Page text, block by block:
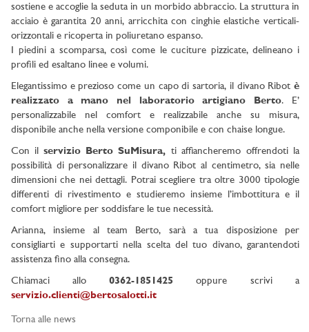
sostiene e accoglie la seduta in un morbido abbraccio. La struttura in
acciaio è garantita 20 anni, arricchita con cinghie elastiche verticali-
orizzontali e ricoperta in poliuretano espanso.
I piedini a scomparsa, così come le cuciture pizzicate, delineano i
profili ed esaltano linee e volumi.
Elegantissimo e prezioso come un capo di sartoria, il divano Ribot è
realizzato a mano nel laboratorio artigiano Berto. E’
personalizzabile nel comfort e realizzabile anche su misura,
disponibile anche nella versione componibile e con chaise longue.
Con il servizio Berto SuMisura, ti affiancheremo offrendoti la
possibilità di personalizzare il divano Ribot al centimetro, sia nelle
dimensioni che nei dettagli. Potrai scegliere tra oltre 3000 tipologie
differenti di rivestimento e studieremo insieme l’imbottitura e il
comfort migliore per soddisfare le tue necessità.
Arianna, insieme al team Berto, sarà a tua disposizione per
consigliarti e supportarti nella scelta del tuo divano, garantendoti
assistenza fino alla consegna.
Chiamaci allo 0362-1851425 oppure scrivi a
servizio.clienti@bertosalotti.it
Torna alle news